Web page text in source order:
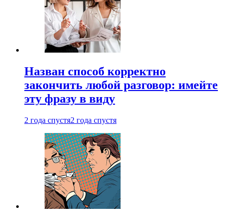
Назван способ корректно
закончить любой разговор: имейте
эту фразу в виду
2 года спустя2 года спустя